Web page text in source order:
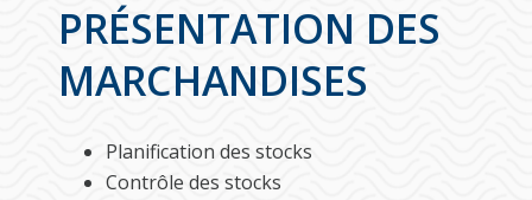
PRÉSENTATION DES
MARCHANDISES
Planification des stocks
Contrôle des stocks